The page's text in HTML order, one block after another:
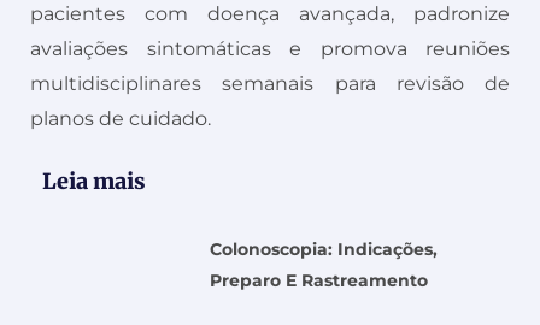
pacientes com doença avançada, padronize
avaliações sintomáticas e promova reuniões
multidisciplinares semanais para revisão de
planos de cuidado.
Leia mais
Colonoscopia: Indicações,
Preparo E Rastreamento